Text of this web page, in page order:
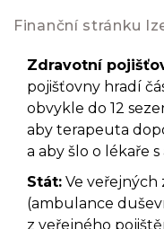
Finanční stránku
Zdravotní
pojišťovny hradí
obvykle do 12
aby terapeuta
a aby šlo o lékaře s
Stát: Ve
(ambulance
z veřejného